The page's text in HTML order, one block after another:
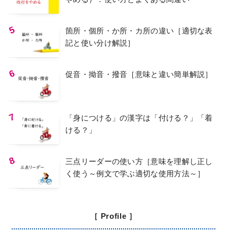
箇所・個所・か所・カ所の違い［適切な表
記と使い分け解説］
促音・拗音・撥音［意味と違い簡単解説］
「身につける」の漢字は「付ける？」「着
ける？」
三点リーダーの使い方［意味を理解し正し
く使う～例文で学ぶ適切な使用方法～］
［ Profile ］